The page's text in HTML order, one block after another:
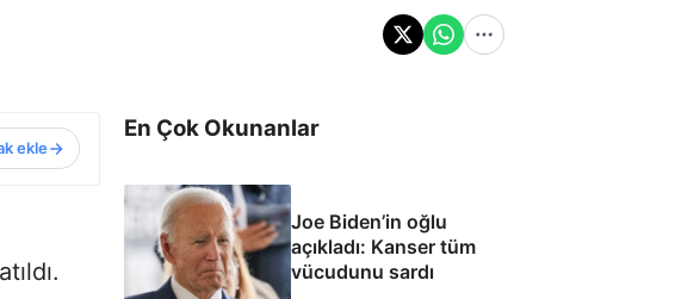
ekle
En Çok Okunanlar
Joe Biden’in oğlu
açıkladı: Kanser tüm
vücudunu sardı